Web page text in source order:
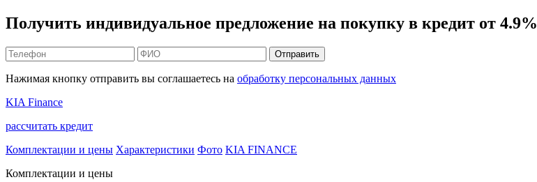
Получить индивидуальное предложение на покупку в кредит от 4.9%
Отправить
Нажимая кнопку отправить вы соглашаетесь на обработку персональных данных
KIA Finance
рассчитать кредит
Комплектации и цены Характеристики Фото KIA FINANCE
Комплектации и цены